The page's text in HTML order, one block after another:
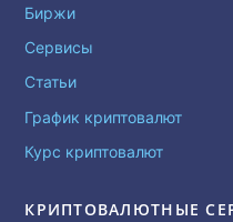
Биржи
Сервисы
Статьи
График криптовалют
Курс криптовалют
КРИПТОВАЛЮТНЫЕ